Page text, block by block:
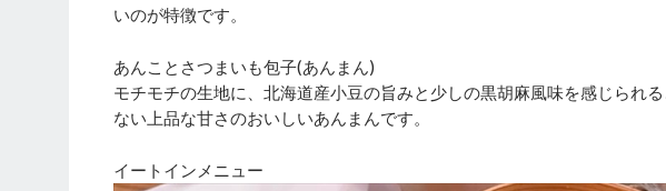
いのが特徴です。
あんことさつまいも包子(あんまん)
モチモチの生地に、北海道産小豆の旨みと少しの黒胡麻風味を感じられ
ない上品な甘さのおいしいあんまんです。
イートインメニュー